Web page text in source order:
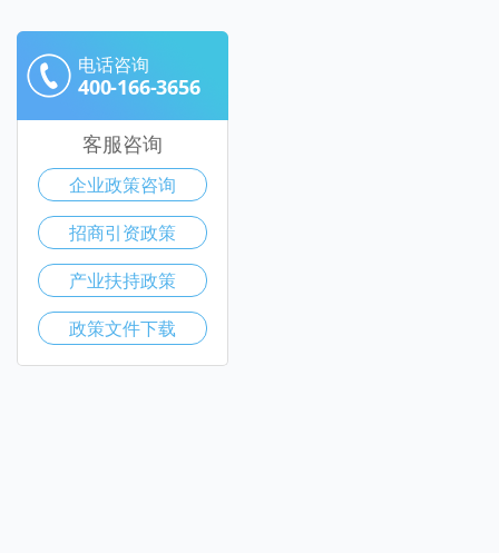
电话咨询
400-166-3656
客服咨询
企业政策咨询
招商引资政策
产业扶持政策
政策文件下载